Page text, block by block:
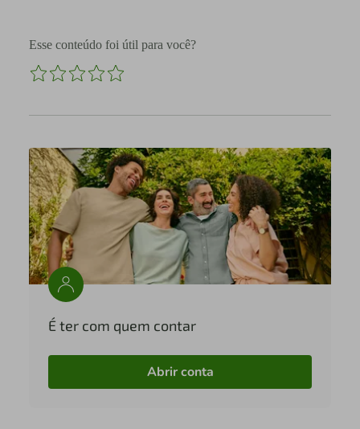
Esse conteúdo foi útil para você?
É ter com quem contar
Abrir conta